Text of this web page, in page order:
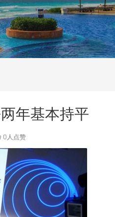
年基本持平
0人点赞